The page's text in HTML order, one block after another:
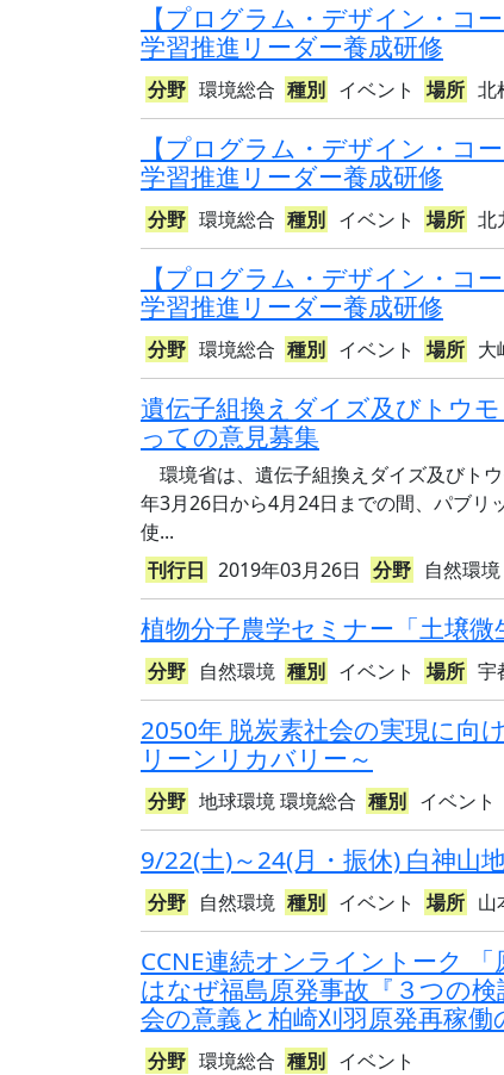
【プログラム・デザイン・コ
学習推進リーダー養成研修
分野 環境総合 種別 イベント 場所 北
【プログラム・デザイン・コ
学習推進リーダー養成研修
分野 環境総合 種別 イベント 場所 北
【プログラム・デザイン・コ
学習推進リーダー養成研修
分野 環境総合 種別 イベント 場所 大
遺伝子組換えダイズ及びトウ
っての意見募集
環境省は、遺伝子組換えダイズ及びト
年3月26日から4月24日までの間、パブリ
使...
刊行日 2019年03月26日 分野 自然環境
植物分子農学セミナー「土壌微
分野 自然環境 種別 イベント 場所 宇
2050年 脱炭素社会の実現に向
リーンリカバリー～
分野 地球環境環境総合 種別 イベント
9/22(土)～24(月・振休) 白神山
分野 自然環境 種別 イベント 場所 山
CCNE連続オンライントーク
はなぜ福島原発事故『３つの
会の意義と柏崎刈羽原発再稼働
分野 環境総合 種別 イベント